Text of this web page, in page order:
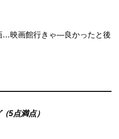
映画館行きゃ―良かったと後
5点満点）